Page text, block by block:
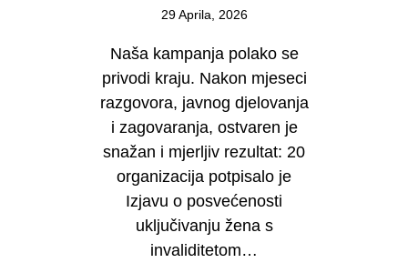
29 Aprila, 2026
Naša kampanja polako se
privodi kraju. Nakon mjeseci
razgovora, javnog djelovanja
i zagovaranja, ostvaren je
snažan i mjerljiv rezultat: 20
organizacija potpisalo je
Izjavu o posvećenosti
uključivanju žena s
invaliditetom…